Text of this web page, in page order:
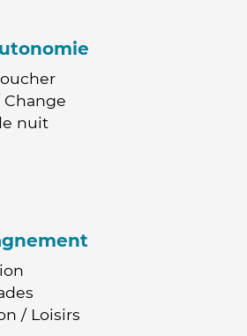
nuit
/ Loisirs